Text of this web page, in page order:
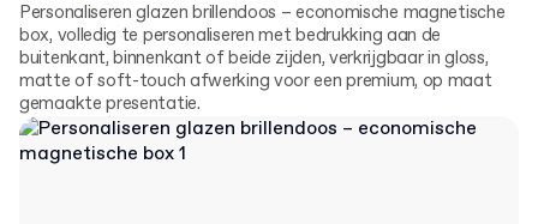
Personaliseren glazen brillendoos – economische magnetische
box, volledig te personaliseren met bedrukking aan de
buitenkant, binnenkant of beide zijden, verkrijgbaar in gloss,
matte of soft-touch afwerking voor een premium, op maat
gemaakte presentatie.